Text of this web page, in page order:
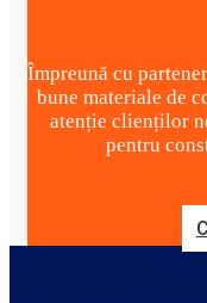
Împreună cu
bune materiale de
atenție clienților
pentru